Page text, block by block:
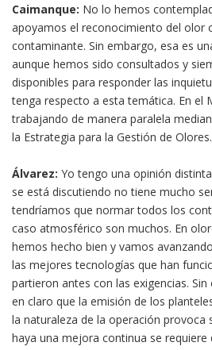
Caimanque: No lo hemos
apoyamos el reconocimiento del olor
contaminante. Sin embargo, esa es
aunque hemos sido consultados y
disponibles para responder las
tenga respecto a esta temática. En el
trabajando de manera paralela
la Estrategia para la Gestión de Olores.
Álvarez: Yo tengo una opinión
se está discutiendo no tiene mucho
tendríamos que normar todos los
caso atmosférico son muchos. En
hemos hecho bien y vamos
las mejores tecnologías que han
partieron antes con las exigencias.
en claro que la emisión de los
la naturaleza de la operación provoca
haya una mejora continua se